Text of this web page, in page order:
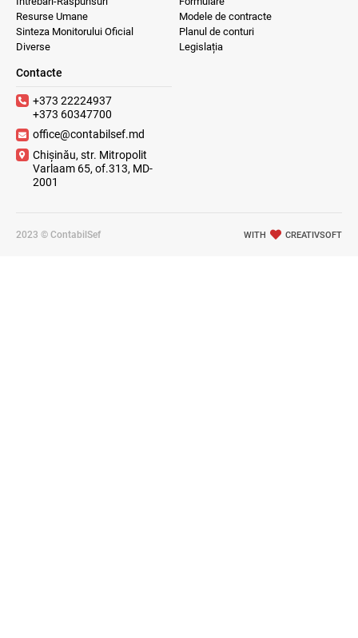
Resurse Umane
Sinteza Monitorului Oficial
Diverse
Modele de contracte
Planul de conturi
Legislația
Contacte
+373 22224937
+373 60347700
office@contabilsef.md
Chișinău, str. Mitropolit
Varlaam 65, of.313, MD-
2001
2023 © ContabilSef WITH CREATIVSOFT